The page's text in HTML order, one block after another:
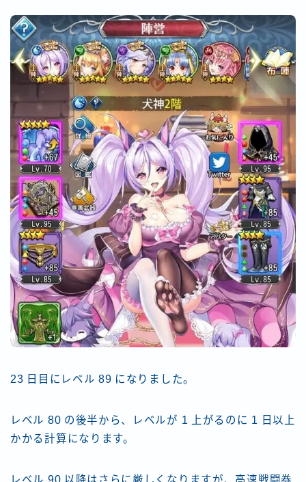
23 日目にレベル 89 になりました。
レベル 80 の後半から、レベルが 1 上がるのに 1 日以上
かかる計算になります。
レベル 90 以降はさらに厳しくなりますが、高速戦闘券